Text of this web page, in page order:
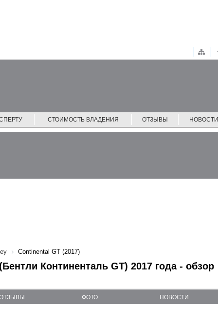
СТОИМОСТЬ ВЛАДЕНИЯ ОТЗЫВЫ НОВОСТИ
Continental GT (2017)
Континенталь GT) 2017 года - обзор
ФОТО НОВОСТИ